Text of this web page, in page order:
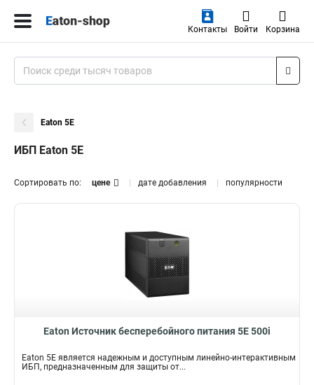
Контакты Войти Корзина
Eaton 5E
ИБП Eaton 5E
Сортировать по: цене дате добавления популярности
Eaton Источник бесперебойного питания 5E 500i
Eaton 5E является надежным и доступным линейно-интерактивным
ИБП, предназначенным для защиты от...